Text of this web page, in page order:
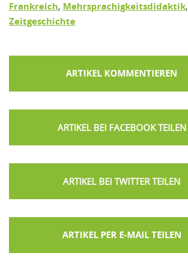
Frankreich, Mehrsprachigkeitsdidaktik,
Zeitgeschichte
ARTIKEL KOMMENTIEREN
ARTIKEL PER E-MAIL TEILEN